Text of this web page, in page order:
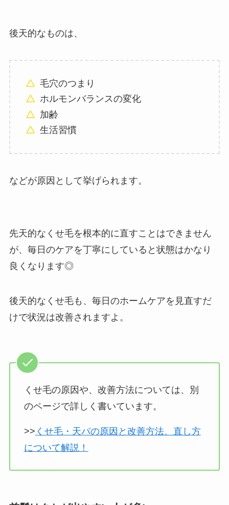
後天的なものは、
毛穴のつまり
ホルモンバランスの変化
加齢
生活習慣
などが原因として挙げられます。
先天的なくせ毛を根本的に直すことはできません
が、毎日のケアを丁寧にしていると状態はかなり
良くなります◎
後天的なくせ毛も、毎日のホームケアを見直すだ
けで状況は改善されますよ。
くせ毛の原因や、改善方法については、別
のページで詳しく書いています。
>> くせ毛・天パの原因と改善方法、直し方
について解説！